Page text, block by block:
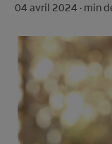
04 avril 2024 · min